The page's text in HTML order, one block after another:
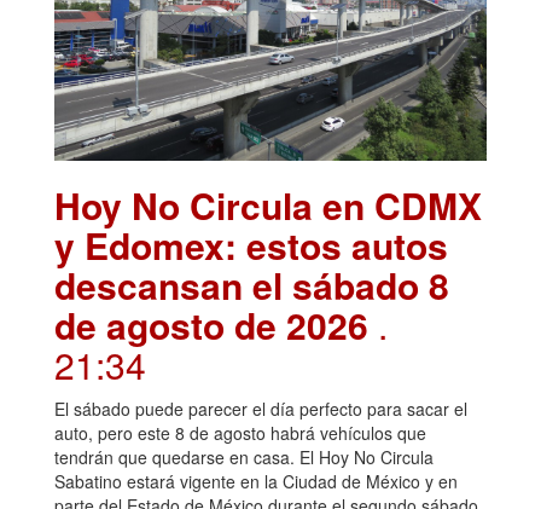
Hoy No Circula en CDMX
y Edomex: estos autos
descansan el sábado 8
de agosto de 2026 .
21:34
El sábado puede parecer el día perfecto para sacar el
auto, pero este 8 de agosto habrá vehículos que
tendrán que quedarse en casa. El Hoy No Circula
Sabatino estará vigente en la Ciudad de México y en